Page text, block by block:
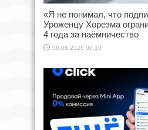
«Я не понимал, что
Уроженцу Хорезма
4 года за наёмничество
08.08.2026 00:10